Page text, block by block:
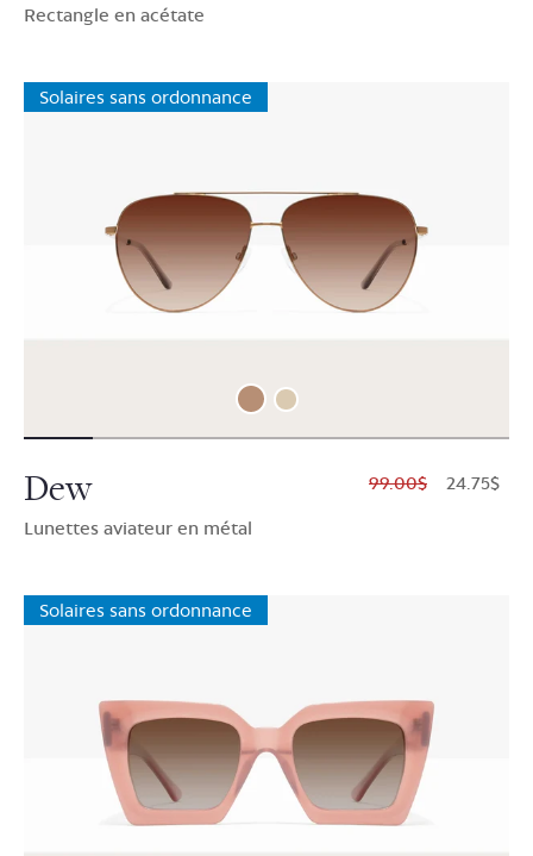
Rectangle en acétate
Solaires sans ordonnance
Dew
Lunettes aviateur en métal
$99.00 $24.75
Solaires sans ordonnance